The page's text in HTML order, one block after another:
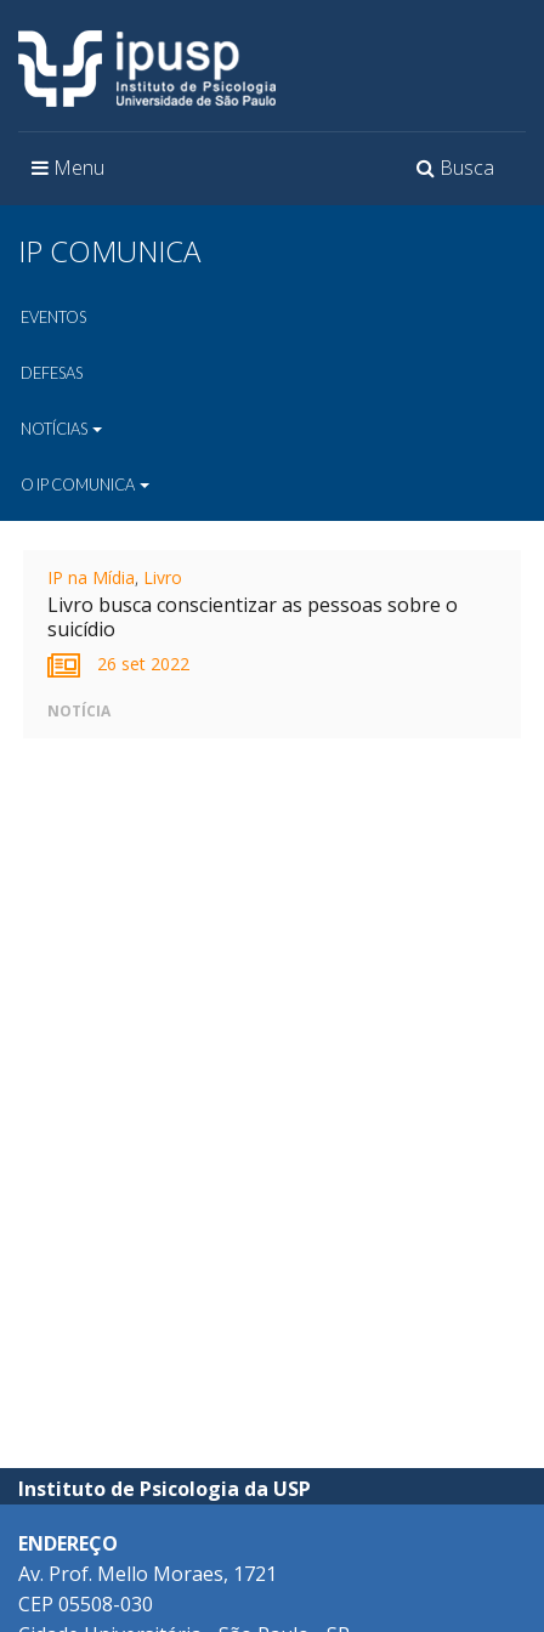
Toggle
Busca
Toggle
Menu
IP COMUNICA
EVENTOS
DEFESAS
NOTÍCIAS
O IP COMUNICA
IP na Mídia, Livro
Livro busca conscientizar as pessoas sobre o
suicídio
26 set 2022
NOTÍCIA
Instituto de Psicologia da USP
ENDEREÇO
Av. Prof. Mello Moraes, 1721
CEP 05508-030